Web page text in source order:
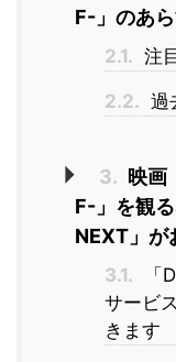
F-」のあ
2.1. 注
2.2. 過
3.
映画
F-」を観
NEXT」が
3.1.
「
サービ
きます